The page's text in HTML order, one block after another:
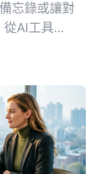
忘錄或讓對
從AI工具